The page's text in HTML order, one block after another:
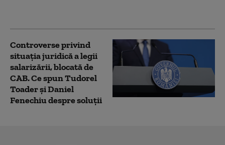
Controverse privind
situația juridică a legii
salarizării, blocată de
CAB. Ce spun Tudorel
Toader și Daniel
Fenechiu despre soluții